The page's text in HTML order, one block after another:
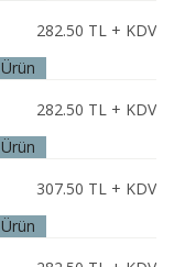
282.50 TL + KDV
Ürün
282.50 TL + KDV
Ürün
307.50 TL + KDV
Ürün